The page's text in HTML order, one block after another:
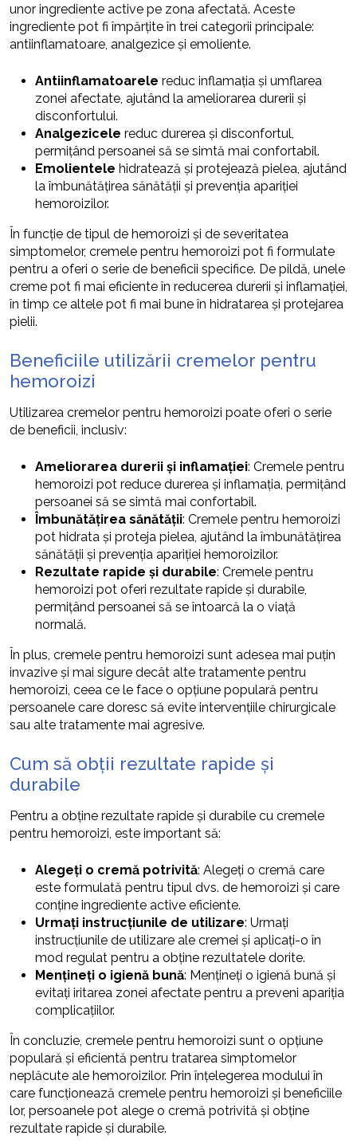
unor ingrediente active pe zona afectată. Aceste
ingrediente pot fi împărțite în trei categorii principale:
antiinflamatoare, analgezice și emoliente.
Antiinflamatoarele reduc inflamația și umflarea
zonei afectate, ajutând la ameliorarea durerii și
disconfortului.
Analgezicele reduc durerea și disconfortul,
permițând persoanei să se simtă mai confortabil.
Emolientele hidratează și protejează pielea, ajutând
la îmbunătățirea sănătății și prevenția apariției
hemoroizilor.
În funcție de tipul de hemoroizi și de severitatea
simptomelor, cremele pentru hemoroizi pot fi formulate
pentru a oferi o serie de beneficii specifice. De pildă, unele
creme pot fi mai eficiente în reducerea durerii și inflamației,
în timp ce altele pot fi mai bune în hidratarea și protejarea
pielii.
Beneficiile utilizării cremelor pentru
hemoroizi
Utilizarea cremelor pentru hemoroizi poate oferi o serie
de beneficii, inclusiv:
Ameliorarea durerii și inflamației: Cremele pentru
hemoroizi pot reduce durerea și inflamația, permițând
persoanei să se simtă mai confortabil.
Îmbunătățirea sănătății: Cremele pentru hemoroizi
pot hidrata și proteja pielea, ajutând la îmbunătățirea
sănătății și prevenția apariției hemoroizilor.
Rezultate rapide și durabile: Cremele pentru
hemoroizi pot oferi rezultate rapide și durabile,
permițând persoanei să se întoarcă la o viață
normală.
În plus, cremele pentru hemoroizi sunt adesea mai puțin
invazive și mai sigure decât alte tratamente pentru
hemoroizi, ceea ce le face o opțiune populară pentru
persoanele care doresc să evite intervențiile chirurgicale
sau alte tratamente mai agresive.
Cum să obții rezultate rapide și
durabile
Pentru a obține rezultate rapide și durabile cu cremele
pentru hemoroizi, este important să:
Alegeți o cremă potrivită: Alegeți o cremă care
este formulată pentru tipul dvs. de hemoroizi și care
conține ingrediente active eficiente.
Urmați instrucțiunile de utilizare: Urmați
instrucțiunile de utilizare ale cremei și aplicați-o în
mod regulat pentru a obține rezultatele dorite.
Mențineți o igienă bună: Mențineți o igienă bună și
evitați iritarea zonei afectate pentru a preveni apariția
complicațiilor.
În concluzie, cremele pentru hemoroizi sunt o opțiune
populară și eficientă pentru tratarea simptomelor
neplăcute ale hemoroizilor. Prin înțelegerea modului în
care funcționează cremele pentru hemoroizi și beneficiile
lor, persoanele pot alege o cremă potrivită și obține
rezultate rapide și durabile.